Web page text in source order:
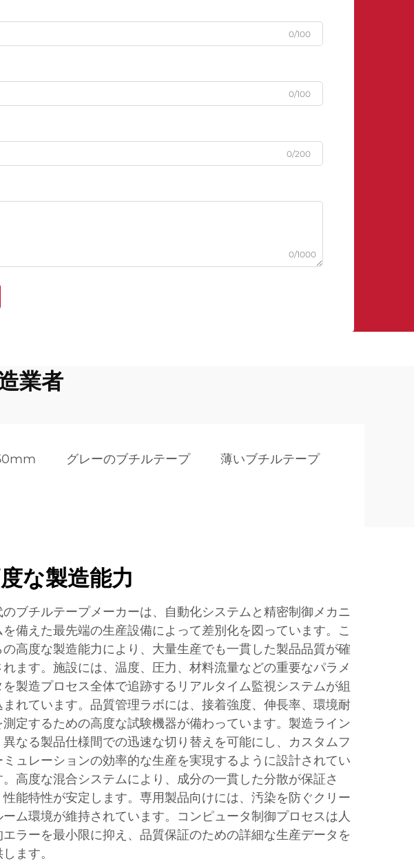
0/100
0/100
0/200
0/1000
業者
グレーのブチルテープ 薄いブチルテープ
な製造能力
のブチルテープメーカーは、自動化システムと精密制御メカニ
を備えた最先端の生産設備によって差別化を図っています。こ
の高度な製造能力により、大量生産でも一貫した製品品質が確
れます。施設には、温度、圧力、材料流量などの重要なパラメ
を製造プロセス全体で追跡するリアルタイム監視システムが組
まれています。品質管理ラボには、接着強度、伸長率、環境耐
測定するための高度な試験機器が備わっています。製造ライン
異なる製品仕様間での迅速な切り替えを可能にし、カスタムフ
ミュレーションの効率的な生産を実現するように設計されてい
。高度な混合システムにより、成分の一貫した分散が保証さ
性能特性が安定します。専用製品向けには、汚染を防ぐクリー
ーム環境が維持されています。コンピュータ制御プロセスは人
エラーを最小限に抑え、品質保証のための詳細な生産データを
ます。